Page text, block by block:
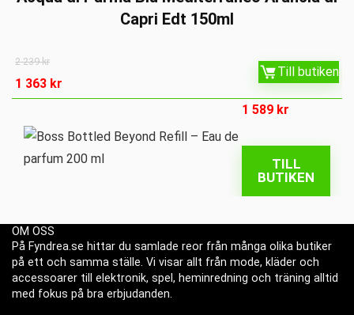
Capri Edt 150ml
2 239kr
1 363 kr
Till butiken
1 589 kr
TILL
BUTIKEN
OM OSS
På Fyndrea.se hittar du samlade reor från många olika butiker
på ett och samma ställe. Vi visar allt från mode, kläder och
accessoarer till elektronik, spel, heminredning och träning alltid
med fokus på bra erbjudanden.